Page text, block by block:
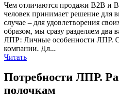
Чем отличаются продажи B2B и
человек принимает решение для
случае – для удовлетворения
образом, мы сразу разделяем два
ЛПР: Личные особенности ЛПР.
компании. Дл...
Читать
Потребности ЛПР.
полочкам